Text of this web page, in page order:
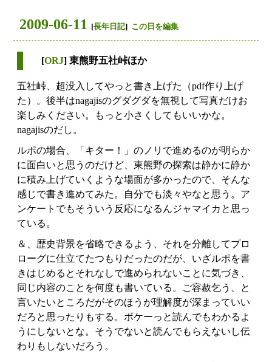
2009-06-11 [長年日記] この日を編集
[ORJ] 東熊野五社峠ほか
五社峠、超没入してやっと書き上げた（pdf作り上げ
た）。後半はnagajisのグダグダを無視して写真だけお
楽しみください。もっと小さくしてもいいかな。
nagajisのだし。
ルポの場合、「キター！」のノリで進めるのが明らか
に面白いと思うのだけど、東熊野の探索は静かに静か
に積み上げていくような場面が多かったので、そんな
感じで書き進めてみた。自分でも淡々やなと思う。ア
ンケートでもそういう反応になるんジャマイカと思っ
ている。
＆、歴史背景を省略できるよう、それを分離してプロ
ローグに仕立てたつもりだったのだが、いざルポを書
きはじめるとそれなしで進められないことに気づき、
同じ内容のことを何度も書いている。ご容赦乞う、と
言いたいところだがそのほうが理解度が深まっていい
だろと思ったりもする。ボケーっと読んでもわかるよ
うにしないとな。そうでないと読んでもらえないし伝
わりもしないだろう。